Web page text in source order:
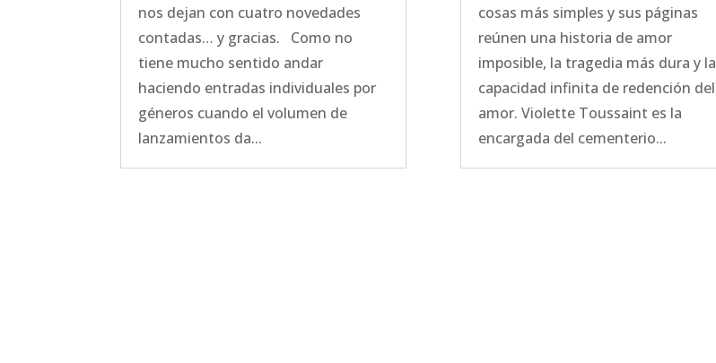
nos dejan con cuatro novedades
contadas… y gracias. Como no
tiene mucho sentido andar
haciendo entradas individuales por
géneros cuando el volumen de
lanzamientos da...
cosas más simples y sus páginas
reúnen una historia de amor
imposible, la tragedia más dura y la
capacidad infinita de redención del
amor. Violette Toussaint es la
encargada del cementerio...